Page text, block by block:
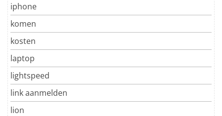
iphone
komen
kosten
laptop
lightspeed
link aanmelden
lion